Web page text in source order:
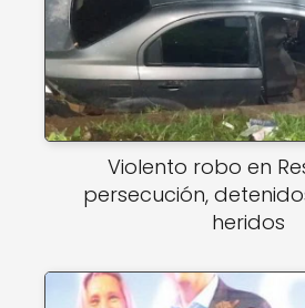
Violento robo en
persecución,
heridos